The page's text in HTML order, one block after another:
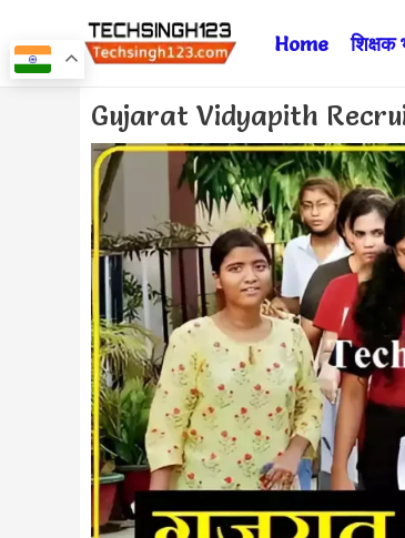
to
Home शिक्षक
Gujarat Vidyapith
Post
navigation